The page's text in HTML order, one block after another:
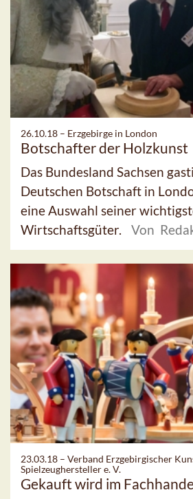
26.10.18 – Erzgebirge in London
Botschafter der Holzkunst
Das Bundesland Sachsen
Deutschen Botschaft in
eine Auswahl seiner
Wirtschaftsgüter.
Von
23.03.18 – Verband Erzgebirgischer
Spielzeughersteller e. V.
Gekauft wird im